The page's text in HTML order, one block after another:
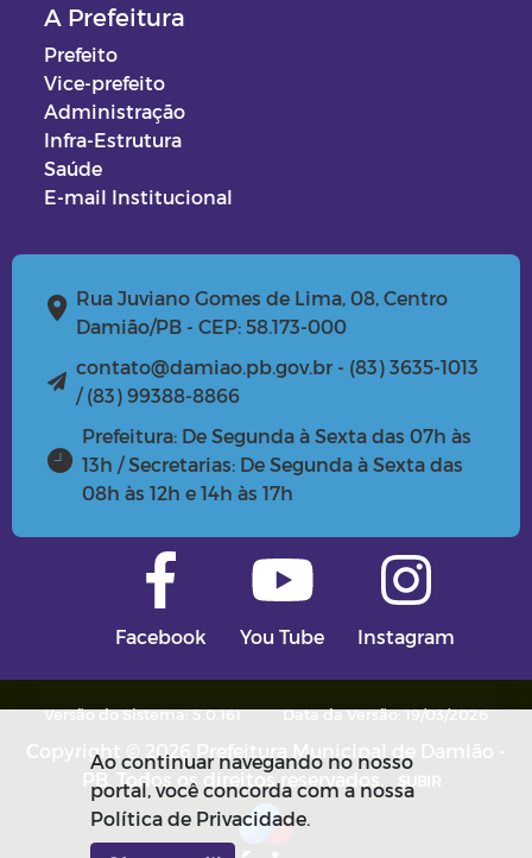
A Prefeitura
Prefeito
Vice-prefeito
Administração
Infra-Estrutura
Saúde
E-mail Institucional
Rua Juviano Gomes de Lima, 08, Centro
Damião/PB - CEP: 58.173-000
contato@damiao.pb.gov.br - (83) 3635-1013
/ (83) 99388-8866
Prefeitura: De Segunda à Sexta das 07h às
13h / Secretarias: De Segunda à Sexta das
08h às 12h e 14h às 17h
Facebook You Tube Instagram
Versão do Sistema: 5.0.161 Data da Versão: 19/03/2026
Copyright © 2026 Prefeitura Municipal de Damião -
PB. Todos os direitos reservados.
SUBIR
Ao continuar navegando no nosso
portal, você concorda com a nossa
Política de Privacidade.